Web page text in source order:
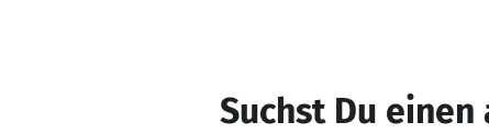
Suchst Du